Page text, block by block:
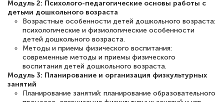
Знаток города 5 уровня
11 марта 2026
Всем добрый день! Я прошла курс
повышени каалификации по
специальности «Тренер-преподаватель
по тяжелой атлетике»! Хочется
Модуль 2: Психолого-педагогические основы работы с
детьми дошкольного возраста
Возрастные особенности детей дошкольного возраста:
психологические и физиологические особенности
детей дошкольного возраста.
Методы и приемы физического воспитания:
современные методы и приемы физического
воспитания детей дошкольного возраста.
Модуль 3: Планирование и организация физкультурных
занятий
Планирование занятий: планирование образовательного